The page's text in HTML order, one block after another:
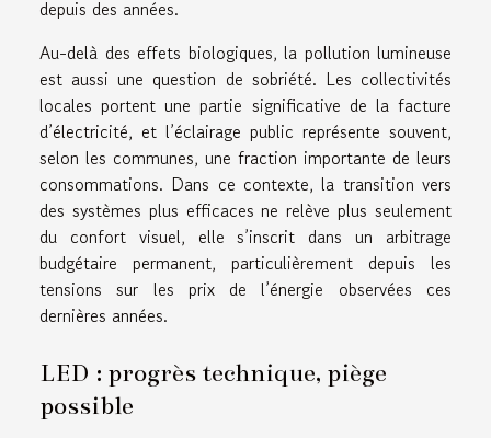
depuis des années.
Au-delà des effets biologiques, la pollution lumineuse
est aussi une question de sobriété. Les collectivités
locales portent une partie significative de la facture
d’électricité, et l’éclairage public représente souvent,
selon les communes, une fraction importante de leurs
consommations. Dans ce contexte, la transition vers
des systèmes plus efficaces ne relève plus seulement
du confort visuel, elle s’inscrit dans un arbitrage
budgétaire permanent, particulièrement depuis les
tensions sur les prix de l’énergie observées ces
dernières années.
LED : progrès technique, piège
possible